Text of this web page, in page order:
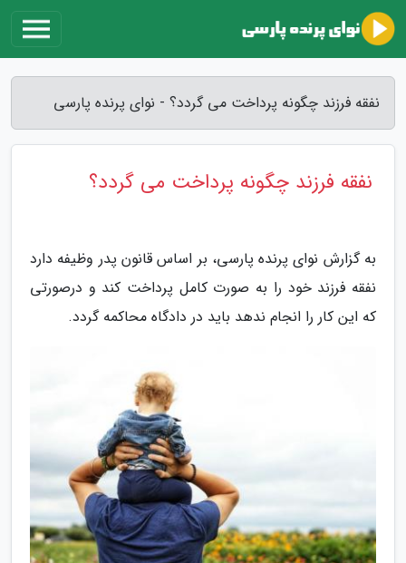
نفقه فرزند چگونه پرداخت می گردد؟ - نوای پرنده پارسی
نفقه فرزند چگونه پرداخت می گردد؟
به گزارش نوای پرنده پارسی، بر اساس قانون پدر وظیفه دارد
نفقه فرزند خود را به صورت کامل پرداخت کند و درصورتی
که این کار را انجام ندهد باید در دادگاه محاکمه گردد.